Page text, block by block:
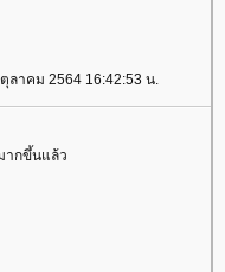
ลาคม 2564 16:42:53 น.
ากขึ้นแล้ว